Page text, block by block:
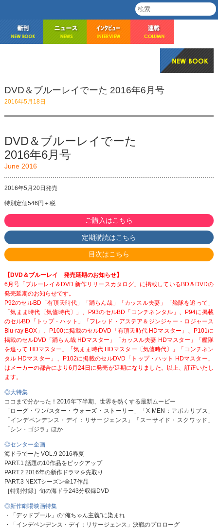
DVD＆ブルーレイでーた 2016年6月号
2016年5月18日
DVD＆ブルーレイでーた
2016年6月号
June 2016
2016年5月20日発売
特別定価546円＋税
ご購入はこちら
定期購読はこちら
目次はこちら
【DVD＆ブルーレイ 発売延期のお知らせ】
6月号「ブルーレイ＆DVD 新作リリースカタログ」に掲載しているBD＆DVDの
発売延期のお知らせです。
P92のセルBD「有頂天時代」「踊らん哉」「カッスル夫妻」「艦隊を追って」
「気まま時代〔気儘時代〕」、P93のセルBD「コンチネンタル」、P94に掲載
のセルBD「トップ・ハット」「フレッド・アステア＆ジンジャー・ロジャース
Blu-ray BOX」、P100に掲載のセルDVD「有頂天時代 HDマスター」、P101に
掲載のセルDVD「踊らん哉 HDマスター」「カッスル夫妻 HDマスター」「艦隊
を追って HDマスター」「気まま時代 HDマスター〔気儘時代〕」「コンチネン
タル HDマスター」、P102に掲載のセルDVD「トップ・ハット HDマスター」
はメーカーの都合により6月24日に発売が延期になりました。以上、訂正いたし
ます。
◎大特集
ココまで分かった！2016年下半期、世界を熱くする最新ムービー
「ローグ・ワン/スター・ウォーズ・ストーリー」「X-MEN：アポカリプス」
「インデペンデンス・デイ：リサージェンス」「スーサイド・スクワッド」
「シン・ゴジラ」ほか
◎センター企画
海ドラでーた VOL.9 2016春夏
PART.1 話題の10作品をピックアップ
PART.2 2016年の新作ドラマを先取り
PART.3 NEXTシーズン全17作品
［特別付録］旬の海ドラ243分収録DVD
◎新作劇場映画特集
・「デッドプール」の“俺ちゃん主義”に染まれ
・「インデペンデンス・デイ：リサージェンス」決戦のプロローグ